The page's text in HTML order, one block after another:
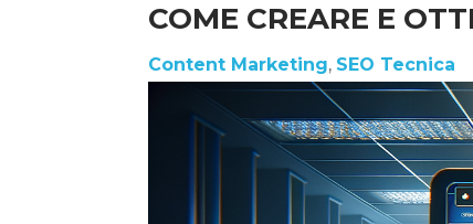
COME CREARE E
Content Marketing, SEO Tecnica